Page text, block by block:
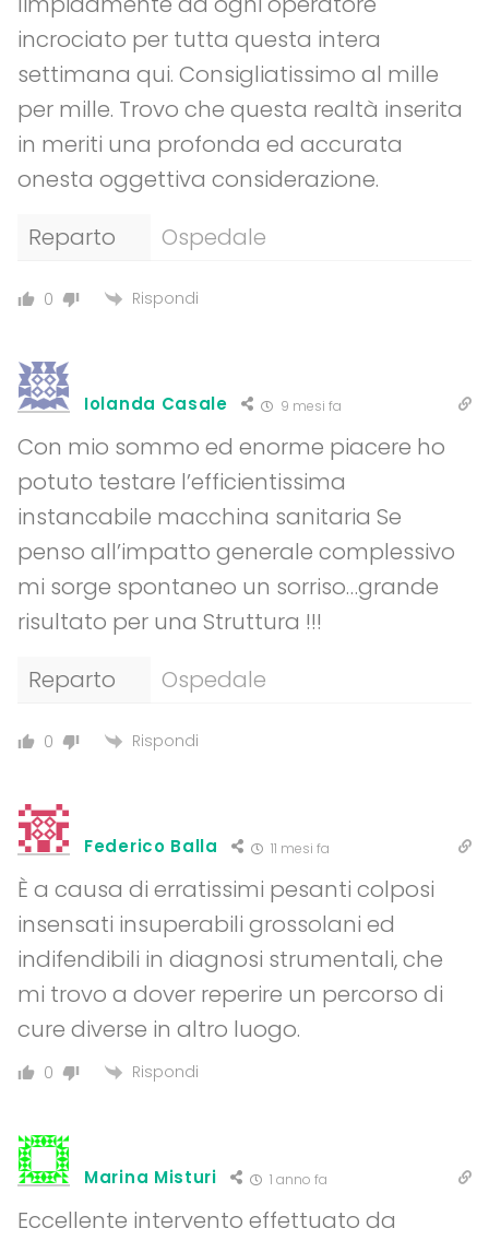
incrociato per tutta questa intera
settimana qui. Consigliatissimo al mille
per mille. Trovo che questa realtà inserita
in meriti una profonda ed accurata
onesta oggettiva considerazione.
Reparto
Ospedale
0 Rispondi
Iolanda Casale 9 mesi fa
Con mio sommo ed enorme piacere ho
potuto testare l’efficientissima
instancabile macchina sanitaria Se
penso all’impatto generale complessivo
mi sorge spontaneo un sorriso…grande
risultato per una Struttura !!!
Reparto
Ospedale
0 Rispondi
Federico Balla 11 mesi fa
È a causa di erratissimi pesanti colposi
insensati insuperabili grossolani ed
indifendibili in diagnosi strumentali, che
mi trovo a dover reperire un percorso di
cure diverse in altro luogo.
0 Rispondi
Marina Misturi 1 anno fa
Eccellente intervento effettuato da